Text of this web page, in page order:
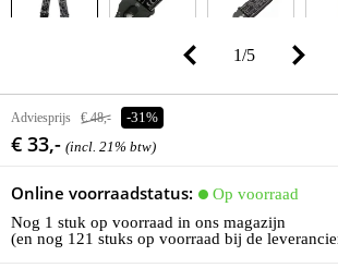
1/5
Adviesprijs € 48,- -31%
€ 33,- (incl. 21% btw)
Online voorraadstatus:
Op voorraad
Nog 1 stuk op voorraad in ons magazijn
(en nog 121 stuks op voorraad bij de